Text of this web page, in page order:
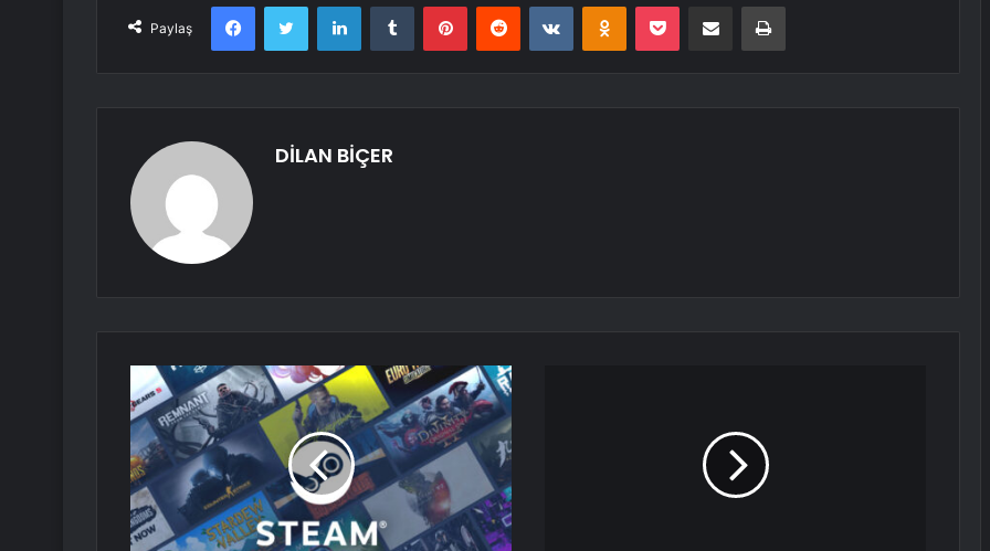
Paylaş
FacebookTwitter LinkedInTumblr PinterestReddit VKontakteOdnoklassniki
Pocket E-Posta ile paylaş Yazdır
DİLAN BİÇER